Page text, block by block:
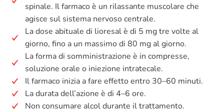
spinale. Il farmaco è un rilassante muscolare che
agisce sul sistema nervoso centrale.
La dose abituale di lioresal è di 5 mg tre volte al
giorno, fino a un massimo di 80 mg al giorno.
La forma di somministrazione è in compresse,
soluzione orale o iniezione intratecale.
Il farmaco inizia a fare effetto entro 30–60 minuti.
La durata dell’azione è di 4–6 ore.
Non consumare alcol durante il trattamento.